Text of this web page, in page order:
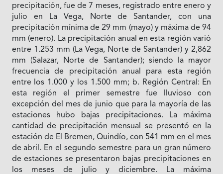
precipitación, fue de 7 meses, registrado entre enero y
julio en La Vega, Norte de Santander, con una
precipitación mínima de 29 mm (mayo) y máxima de 94
mm (enero). La precipitación anual en esta región varió
entre 1.253 mm (La Vega, Norte de Santander) y 2,862
mm (Salazar, Norte de Santander); siendo la mayor
frecuencia de precipitación anual para esta región
entre los 1.000 y los 1.500 mm; b. Región Central: En
esta región el primer semestre fue lluvioso con
excepción del mes de junio que para la mayoría de las
estaciones hubo bajas precipitaciones. La máxima
cantidad de precipitación mensual se presentó en la
estación de El Bremen, Quindío, con 541 mm en el mes
de abril. En el segundo semestre para un gran número
de estaciones se presentaron bajas precipitaciones en
los meses de julio y diciembre. La máxima